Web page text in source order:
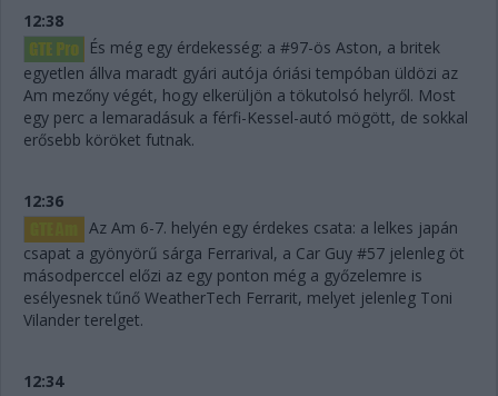
12:38
És még egy érdekesség: a #97-ös Aston, a britek
egyetlen állva maradt gyári autója óriási tempóban üldözi az
Am mezőny végét, hogy elkerüljön a tökutolsó helyről. Most
egy perc a lemaradásuk a férfi-Kessel-autó mögött, de sokkal
erősebb köröket futnak.
12:36
Az Am 6-7. helyén egy érdekes csata: a lelkes japán
csapat a gyönyörű sárga Ferrarival, a Car Guy #57 jelenleg öt
másodperccel előzi az egy ponton még a győzelemre is
esélyesnek tűnő WeatherTech Ferrarit, melyet jelenleg Toni
Vilander terelget.
12:34